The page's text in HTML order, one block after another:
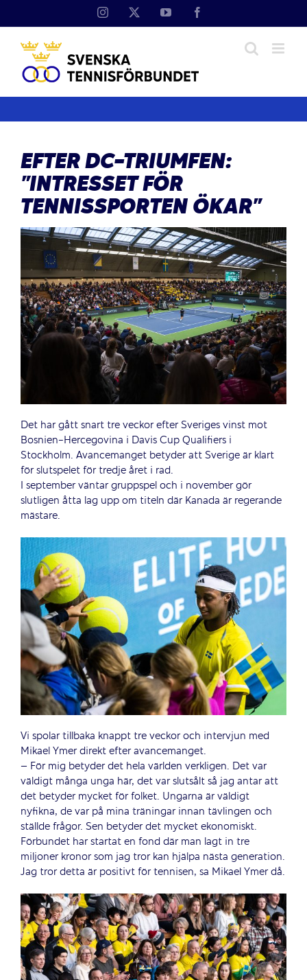
Instagram YouTube
EFTER DC-TRIUMFEN:
”INTRESSET FÖR
TENNISSPORTEN ÖKAR”
Det har gått snart tre veckor efter Sveriges vinst mot
Bosnien-Hercegovina i Davis Cup Qualifiers i
Stockholm. Avancemanget betyder att Sverige är klart
för slutspelet för tredje året i rad.
I september väntar gruppspel och i november gör
slutligen åtta lag upp om titeln där Kanada är regerande
mästare.
Vi spolar tillbaka knappt tre veckor och intervjun med
Mikael Ymer direkt efter avancemanget.
– För mig betyder det hela världen verkligen. Det var
väldigt många unga här, det var slutsålt så jag antar att
det betyder mycket för folket. Ungarna är väldigt
nyfikna, de var på mina träningar innan tävlingen och
ställde frågor. Sen betyder det mycket ekonomiskt.
Förbundet har startat en fond där man lagt in tre
miljoner kronor som jag tror kan hjälpa nästa generation.
Jag tror detta är positivt för tennisen, sa Mikael Ymer då.